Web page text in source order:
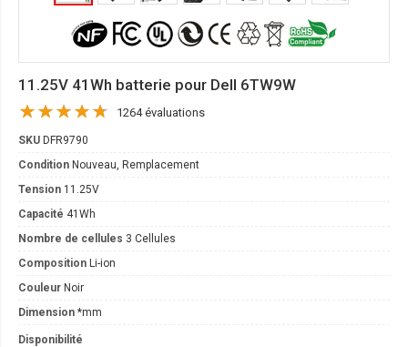
11.25V 41Wh batterie pour Dell 6TW9W
1264 évaluations
SKU DFR9790
Condition Nouveau, Remplacement
Tension 11.25V
Capacité 41Wh
Nombre de cellules 3 Cellules
Composition Li-ion
Couleur Noir
Dimension *mm
Disponibilité